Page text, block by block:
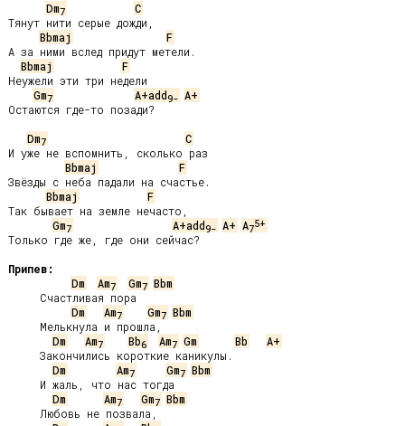
Dm7
C
Тянут нити серые дожди,
Bbmaj
F
А за ними вслед придут метели.
Bbmaj
F
Неужели эти три недели
Gm7 A+add9- A+
Остаются где-то позади?
Dm7
C
И уже не вспомнить, сколько раз
Bbmaj
F
Звёзды с неба падали на счастье.
Bbmaj
F
Так бывает на земле нечасто,
Gm7 A+add9- A+ A75+
Только где же, где они сейчас?
Припев:
Dm
Am7 Gm7 Bbm
Dm
Am7 Gm7 Bbm
Dm
Am7 Bb6 Am7 Gm Bb
A+
Dm
Am7 Gm7 Bbm
Dm
Am7 Gm7 Bbm